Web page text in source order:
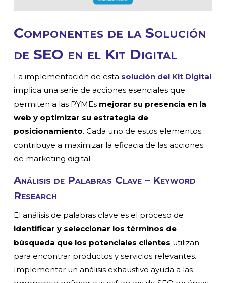
Componentes de la Solución
de SEO en el Kit Digital
La implementación de esta solución del Kit Digital
implica una serie de acciones esenciales que
permiten a las PYMEs mejorar su presencia en la
web y optimizar su estrategia de
posicionamiento. Cada uno de estos elementos
contribuye a maximizar la eficacia de las acciones
de marketing digital.
Análisis de Palabras Clave – Keyword
Research
El análisis de palabras clave es el proceso de
identificar y seleccionar los términos de
búsqueda que los potenciales clientes utilizan
para encontrar productos y servicios relevantes.
Implementar un análisis exhaustivo ayuda a las